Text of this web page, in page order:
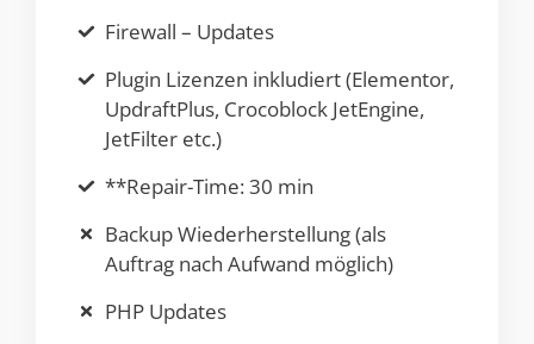
Firewall – Updates
Plugin Lizenzen inkludiert (Elementor,
UpdraftPlus, Crocoblock JetEngine,
JetFilter etc.)
**Repair-Time: 30 min
Backup Wiederherstellung (als
Auftrag nach Aufwand möglich)
PHP Updates